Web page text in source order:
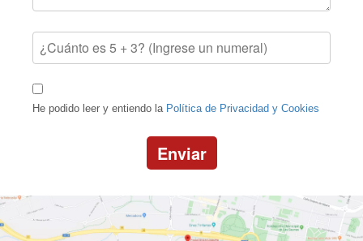
He podido leer y entiendo la Política de Privacidad y Cookies
Enviar